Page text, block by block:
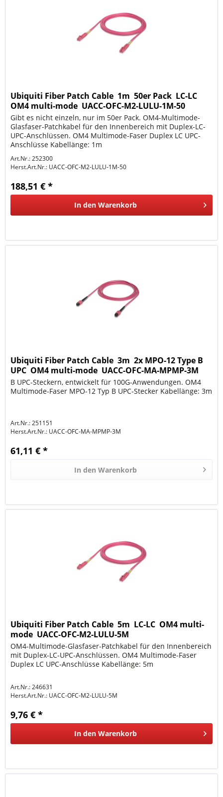
Ubiquiti Fiber Patch Cable  1m  50er Pack  LC-LC 
OM4 multi-mode  UACC-OFC-M2-LULU-1M-50
Gibt es nicht einzeln, nur im 50er Pack. OM4-Multimode-
Glasfaser-Patchkabel für den Innenbereich mit Duplex-LC-
UPC-Anschlüssen. OM4 Multimode-Faser Duplex LC UPC-
Anschlüsse Kabellänge: 1m
Art.Nr.: 252300
Herst.Art.Nr.: UACC-OFC-M2-LULU-1M-50
188,51 € *
In den Warenkorb
Ubiquiti Fiber Patch Cable  3m  2x MPO-12 Type B
UPC  OM4 multi-mode  UACC-OFC-MA-MPMP-3M
B UPC-Steckern, entwickelt für 100G-Anwendungen. OM4
Multimode-Faser MPO-12 Typ B UPC-Stecker Kabellänge: 3m
Art.Nr.: 251151
Herst.Art.Nr.: UACC-OFC-MA-MPMP-3M
61,11 € *
In den Warenkorb
Ubiquiti Fiber Patch Cable  5m  LC-LC  OM4 multi-
mode  UACC-OFC-M2-LULU-5M
OM4-Multimode-Glasfaser-Patchkabel für den Innenbereich
mit Duplex-LC-UPC-Anschlüssen. OM4 Multimode-Faser
Duplex LC UPC-Anschlüsse Kabellänge: 5m
Art.Nr.: 246631
Herst.Art.Nr.: UACC-OFC-M2-LULU-5M
9,76 € *
In den Warenkorb